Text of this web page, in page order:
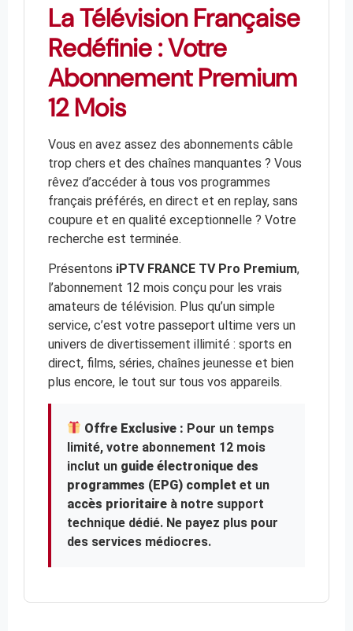
La Télévision Française
Redéfinie : Votre
Abonnement Premium
12 Mois
Vous en avez assez des abonnements câble
trop chers et des chaînes manquantes ? Vous
rêvez d’accéder à tous vos programmes
français préférés, en direct et en replay, sans
coupure et en qualité exceptionnelle ? Votre
recherche est terminée.
Présentons iPTV FRANCE TV Pro Premium,
l’abonnement 12 mois conçu pour les vrais
amateurs de télévision. Plus qu’un simple
service, c’est votre passeport ultime vers un
univers de divertissement illimité : sports en
direct, films, séries, chaînes jeunesse et bien
plus encore, le tout sur tous vos appareils.
Offre Exclusive : Pour un temps
limité, votre abonnement 12 mois
inclut un guide électronique des
programmes (EPG) complet et un
accès prioritaire à notre support
technique dédié. Ne payez plus pour
des services médiocres.